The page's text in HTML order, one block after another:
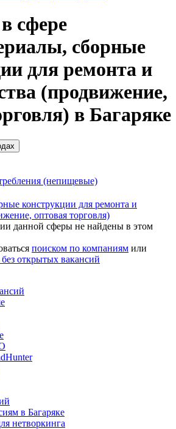
сфере
сборные
для ремонта и
(продвижение,
в Багаряке
(непищевые)
конструкции для ремонта и
оптовая торговля)
данной сферы не найдены в этом
поиском по компаниям или
открытых вакансий
в Багаряке
нетворкинга